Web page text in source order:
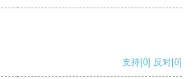
支持[0] 反对[0]